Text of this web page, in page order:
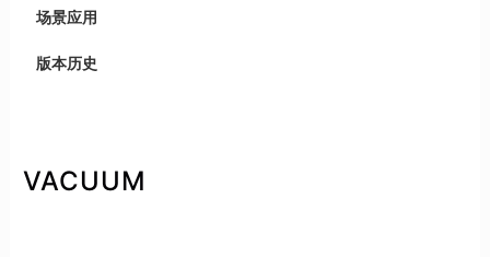
场景应用
版本历史
VACUUM